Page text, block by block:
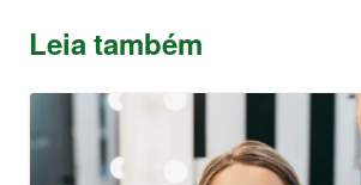
Leia também